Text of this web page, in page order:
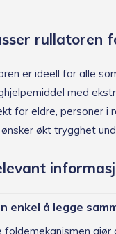
rullatoren
er ideell for alle
med
for eldre, personer i
økt trygghet
enkel å legge
foldemekanismen